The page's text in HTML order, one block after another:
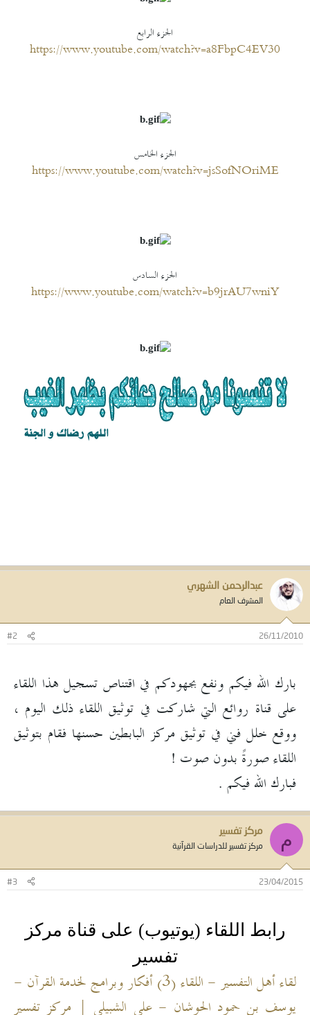
الجزء الرابع
https://www.youtube.com/watch?v=a8FbpC4EV30
الجزء الخامس
https://www.youtube.com/watch?v=jsSofNOriME
الجزء السادس
https://www.youtube.com/watch?v=b9jrAU7wniY
عبدالرحمن الشهري
المشرف العام
26/11/2010
#2
بارك الله فيكم ونفع بجهودكم في اقتناص تسجيل هذا اللقاء
على قناة روائع التي شاركت في توثيق اللقاء ذلك اليوم ،
ووقع خلل فني في توثيق مركز البابطين حسنها فقام بتوثيق
اللقاء صورةً بدون صوت !
فبارك الله فيكم .
م مركز تفسير
مركز تفسير للدراسات القرآنية
23/04/2015
#3
رابط اللقاء (يوتيوب) على قناة مركز
تفسير
لقاء أهل التفسير - اللقاء (3) أفكار وبرامج لخدمة القرآن -
يوسف بن حمود الحوشان - علي الشبيلي | مركز تفسير